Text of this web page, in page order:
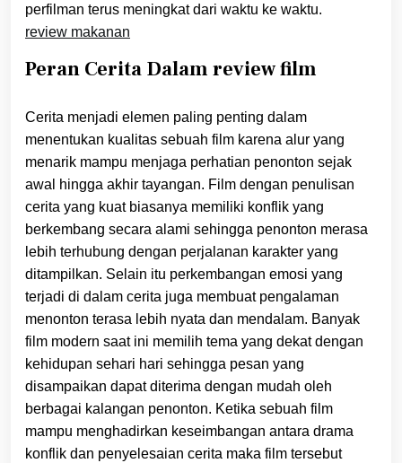
perfilman terus meningkat dari waktu ke waktu.
review makanan
Peran Cerita Dalam review film
Cerita menjadi elemen paling penting dalam
menentukan kualitas sebuah film karena alur yang
menarik mampu menjaga perhatian penonton sejak
awal hingga akhir tayangan. Film dengan penulisan
cerita yang kuat biasanya memiliki konflik yang
berkembang secara alami sehingga penonton merasa
lebih terhubung dengan perjalanan karakter yang
ditampilkan. Selain itu perkembangan emosi yang
terjadi di dalam cerita juga membuat pengalaman
menonton terasa lebih nyata dan mendalam. Banyak
film modern saat ini memilih tema yang dekat dengan
kehidupan sehari hari sehingga pesan yang
disampaikan dapat diterima dengan mudah oleh
berbagai kalangan penonton. Ketika sebuah film
mampu menghadirkan keseimbangan antara drama
konflik dan penyelesaian cerita maka film tersebut